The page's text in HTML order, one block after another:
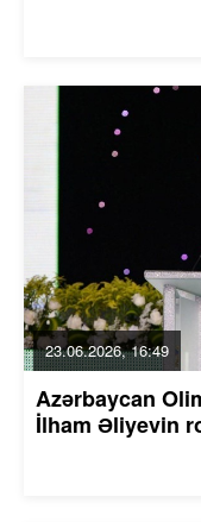
23.06.2026, 16:49
Azərbaycan
İlham Əliyevin